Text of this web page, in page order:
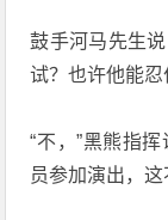
鼓手河马先生
试？也许他能忍
“不，”黑熊指
员参加演出，这